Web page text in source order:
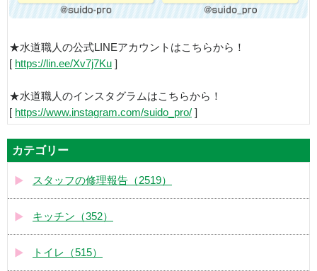
★水道職人の公式LINEアカウントはこちらから！
[ https://lin.ee/Xv7j7Ku ]
★水道職人のインスタグラムはこちらから！
[ https://www.instagram.com/suido_pro/ ]
カテゴリー
スタッフの修理報告（2519）
キッチン（352）
トイレ（515）